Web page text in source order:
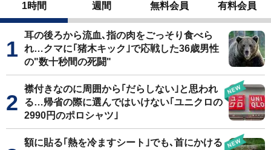
1時間 週間 無料会員 有料会員
耳の後ろから流血､指の肉をごっそり食べら
れ…クマに｢猪木キック｣で応戦した36歳男性
の"数十秒間の死闘"
襟付きなのに周囲から｢だらしない｣と思われ
る…帰省の際に選んではいけない｢ユニクロの
2990円のポロシャツ｣
額に貼る｢熱を冷ますシート｣でも､首にかける